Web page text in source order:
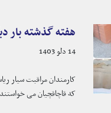
هفته گذشته بار
14 دلو 1403
که قاچاقچیان می خواستند